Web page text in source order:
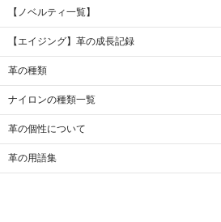
【ノベルティ一覧】
【エイジング】革の成長記録
革の種類
ナイロンの種類一覧
革の個性について
革の用語集